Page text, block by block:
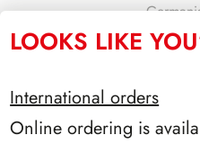
Grecia
LOOKS LIKE
International orders
Online ordering is